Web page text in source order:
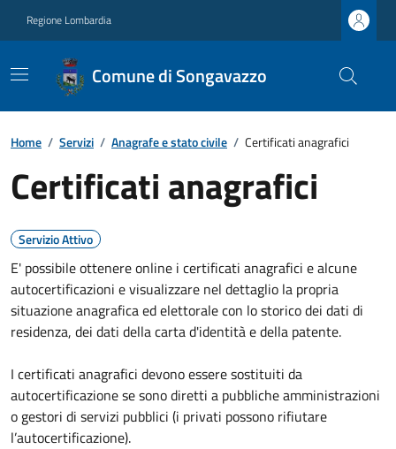
Regione Lombardia
Comune di Songavazzo
Home / Servizi / Anagrafe e stato civile / Certificati anagrafici
Certificati anagrafici
Servizio Attivo
E' possibile ottenere online i certificati anagrafici e alcune
autocertificazioni e visualizzare nel dettaglio la propria
situazione anagrafica ed elettorale con lo storico dei dati di
residenza, dei dati della carta d'identità e della patente.
I certificati anagrafici devono essere sostituiti da
autocertificazione se sono diretti a pubbliche amministrazioni
o gestori di servizi pubblici (i privati possono rifiutare
l’autocertificazione).